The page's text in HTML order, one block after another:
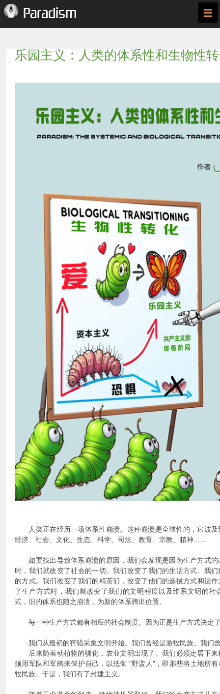
Paradism ≡
乐园主义：人类的体系性和生物性
人类正在经历一场体系性崩溃。这种崩溃是全球性的，它波及
经济、社会、文化、生态、科学、司法、教育、宗教、精神......
如要找出导致体系崩溃的原因，我们会发现是因为生产方式的
时，我们就改变了社会的一切。我们改变了我们的生活方式、我
的方式。我们改变了我们的精英们，改变了他们的选拔方式和运
了生产方式时，我们就改变了我们的文明程度以及维系文明的社
式，旧的体系也随之崩溃，为新的体系腾出位置。
每一种生产方式都有相应的社会制度。因为正是生产方式决定
我们从最初的狩猎采集文明开始。我们曾经是游牧民族。我们
后来随着动植物的驯化，农业文明出现了。我们必须定居下来
须用军队和军阀来保护自己，以抵御 "野蛮人"，即那些将土地所
牧民族。于是，我们有了封建主义。